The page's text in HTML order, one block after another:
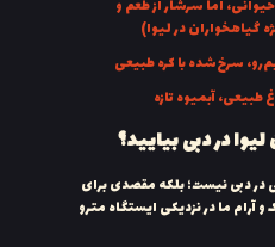
اما سرشار از طعم و
گیاهخواران در لیوا)
سرخ‌شده با کره طبیعی
طبیعی، آبمیوه تازه
در دبی بیایید؟
در دبی نیست؛ بلکه مقصدی برای
ما در نزدیکی ایستگاه مترو